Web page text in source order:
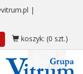
|
koszyk: (0 szt.)